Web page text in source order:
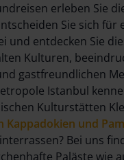
erleben Sie
Sie sich für
und entdecken Sie
Kulturen,
gastfreundlichen
Istanbul
Kulturstätten
Kappadokien und
Bei uns
Paläste wie